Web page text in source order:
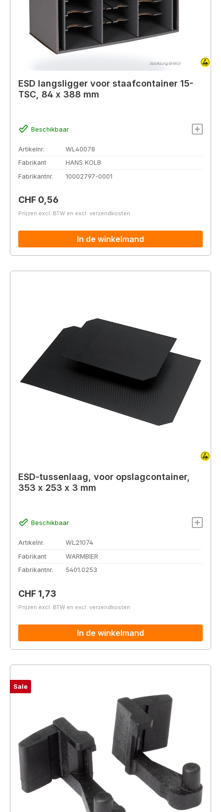
ESD langsligger voor staafcontainer 15-
TSC, 84 x 388 mm
Beschikbaar
Artikelnr.
WL40078
Fabrikant
HANS KOLB
Fabrikantnr.
10002797-0001
Normale prijs:
CHF 0,56
Prijzen excl. BTW en excl. verzendkosten
In de winkelmand
ESD-tussenlaag, voor opslagcontainer,
353 x 253 x 3 mm
Beschikbaar
Artikelnr.
WL21074
Fabrikant
WARMBIER
Fabrikantnr.
5401.0253
Normale prijs:
CHF 1,73
Prijzen excl. BTW en excl. verzendkosten
In de winkelmand
Sale